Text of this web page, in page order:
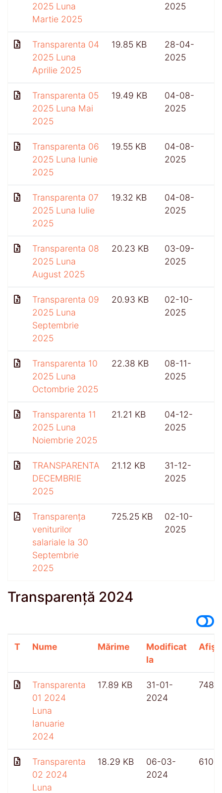
2025 Luna
Martie 2025
2025
Transparenta 04
2025 Luna
Aprilie 2025
19.85 KB
28-04-
2025
Transparenta 05
2025 Luna Mai
2025
19.49 KB
04-08-
2025
Transparenta 06
2025 Luna Iunie
2025
19.55 KB
04-08-
2025
Transparenta 07
2025 Luna Iulie
2025
19.32 KB
04-08-
2025
Transparenta 08
2025 Luna
August 2025
20.23 KB
03-09-
2025
Transparenta 09
2025 Luna
Septembrie
2025
20.93 KB
02-10-
2025
Transparenta 10
2025 Luna
Octombrie 2025
22.38 KB
08-11-
2025
Transparenta 11
2025 Luna
Noiembrie 2025
21.21 KB
04-12-
2025
TRANSPARENTA
DECEMBRIE
2025
21.12 KB
31-12-
2025
Transparența
veniturilor
salariale la 30
Septembrie
2025
725.25 KB
02-10-
2025
Transparență 2024
T Nume Mărime
Modificat
la
Transparenta
01 2024
Luna
Ianuarie
2024
17.89 KB
31-01-
2024
748
Transparenta
02 2024
Luna
18.29 KB
06-03-
2024
610